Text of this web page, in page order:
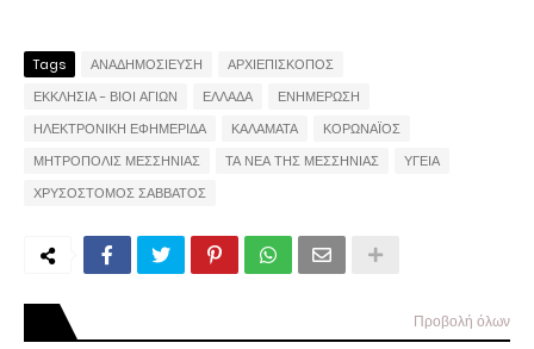
Tags ΑΝΑΔΗΜΟΣΙΕΥΣΗ
ΑΡΧΙΕΠΙΣΚΟΠΟΣ
ΕΚΚΛΗΣΙΑ - ΒΙΟΙ ΑΓΙΩΝ
ΕΛΛΑΔΑ
ΕΝΗΜΕΡΩΣΗ
ΗΛΕΚΤΡΟΝΙΚΗ ΕΦΗΜΕΡΙΔΑ
ΚΑΛΑΜΑΤΑ
ΚΟΡΩΝΑΪΟΣ
ΜΗΤΡΟΠΟΛΙΣ ΜΕΣΣΗΝΙΑΣ
ΤΑ ΝΕΑ ΤΗΣ ΜΕΣΣΗΝΙΑΣ
ΥΓΕΙΑ
ΧΡΥΣΟΣΤΟΜΟΣ ΣΑΒΒΑΤΟΣ
Προβολή όλων